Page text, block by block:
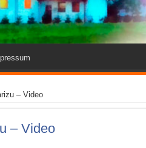
– Video
– Video